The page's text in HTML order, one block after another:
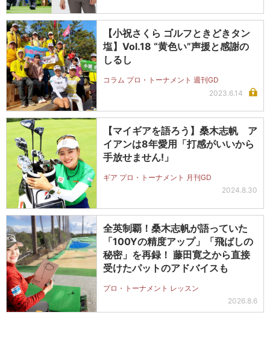
【小祝さくら ゴルフときどきタン
塩】Vol.18 “黄色い”声援と感謝の
しるし
コラム プロ・トーナメント 週刊GD
2023.6.14
【マイギアを語ろう】桑木志帆 ア
イアンは8年愛用「打感がいいから
手放せません!」
ギア プロ・トーナメント 月刊GD
2024.8.30
全英制覇！桑木志帆が語っていた
「100Yの精度アップ」「飛ばしの
秘密」を再録！ 藤田寛之から直接
受けたパットのアドバイスも
プロ・トーナメント レッスン
2026.8.6